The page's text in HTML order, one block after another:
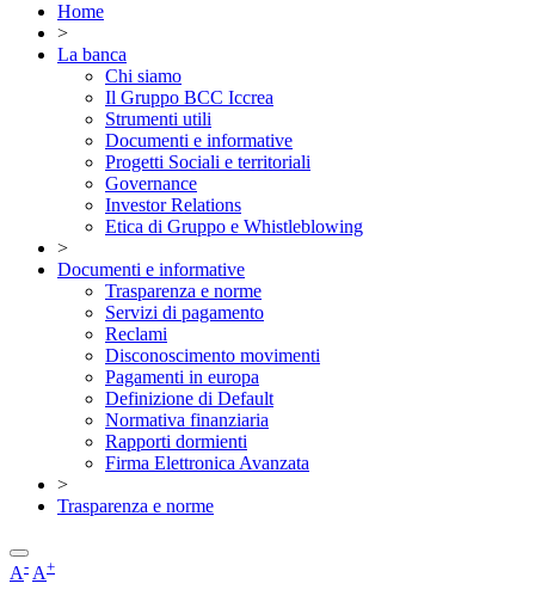
Home
>
La banca
Chi siamo
Il Gruppo BCC Iccrea
Strumenti utili
Documenti e informative
Progetti Sociali e territoriali
Governance
Investor Relations
Etica di Gruppo e Whistleblowing
>
Documenti e informative
Trasparenza e norme
Servizi di pagamento
Reclami
Disconoscimento movimenti
Pagamenti in europa
Definizione di Default
Normativa finanziaria
Rapporti dormienti
Firma Elettronica Avanzata
>
Trasparenza e norme
A- A+